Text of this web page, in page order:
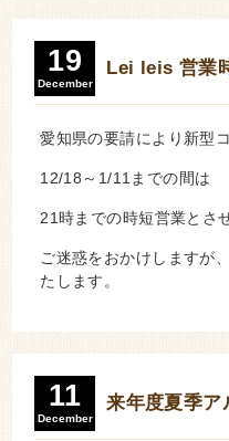
19
December
Lei leis 営業
愛知県の要請により新型
12/18～1/11までの間は
21時までの時短営業とさ
ご迷惑をおかけしますが
たします。
11
December
来年度夏季ア